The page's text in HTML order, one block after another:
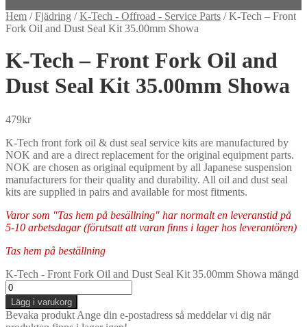
Hem /Fjädring /K-Tech - Offroad - Service Parts /K-Tech – Front
Fork Oil and Dust Seal Kit 35.00mm Showa
K-Tech – Front Fork Oil and
Dust Seal Kit 35.00mm Showa
479kr
K-Tech front fork oil & dust seal service kits are manufactured by
NOK and are a direct replacement for the original equipment parts.
NOK are chosen as original equipment by all Japanese suspension
manufacturers for their quality and durability. All oil and dust seal
kits are supplied in pairs and available for most fitments.
Varor som "Tas hem på besällning" har normalt en leveranstid på
5-10 arbetsdagar (förutsatt att varan finns i lager hos leverantören)
Tas hem på beställning
K-Tech - Front Fork Oil and Dust Seal Kit 35.00mm Showa mängd
Lägg i varukorg
Bevaka produkt Ange din e-postadress så meddelar vi dig när